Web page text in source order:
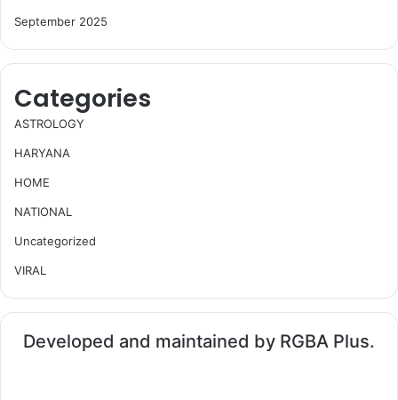
September 2025
Categories
ASTROLOGY
HARYANA
HOME
NATIONAL
Uncategorized
VIRAL
Developed and maintained by RGBA Plus.